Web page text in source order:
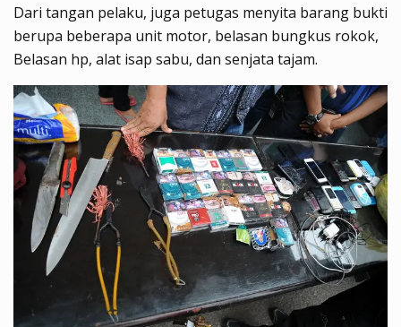
Dari tangan pelaku, juga petugas menyita barang bukti
berupa beberapa unit motor, belasan bungkus rokok,
Belasan hp, alat isap sabu, dan senjata tajam.